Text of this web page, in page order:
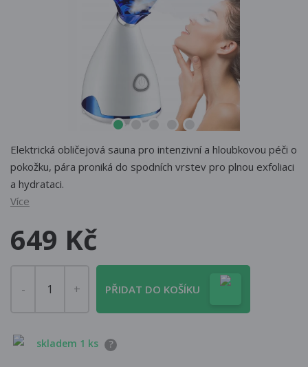
Elektrická obličejová sauna pro intenzivní a hloubkovou péči o
pokožku, pára proniká do spodních vrstev pro plnou exfoliaci
a hydrataci.
Více
649 Kč
PŘIDAT DO KOŠÍKU
skladem 1 ks ?